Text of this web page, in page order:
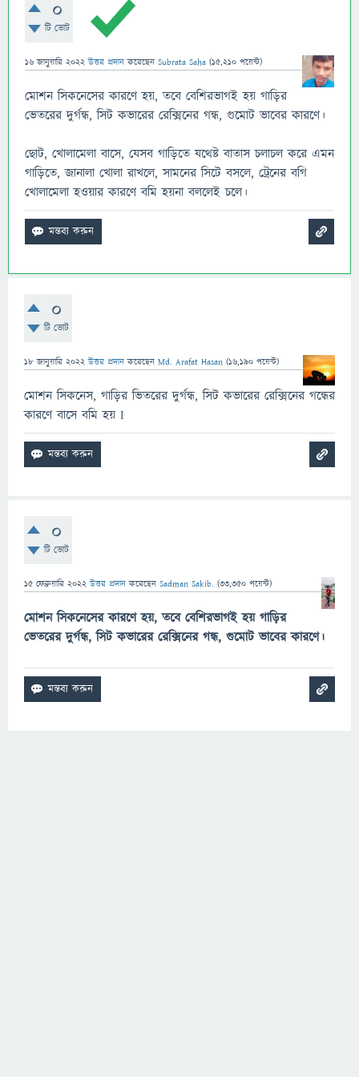
0
টি ভোট
16 জানুয়ারি 2022 উত্তর প্রদান করেছেন Subrata Saha (15,210 পয়েন্ট)
মোশন সিকনেসের কারণে হয়, তবে বেশিরভাগই হয় গাড়ির
ভেতরের দুর্গন্ধ, সিট কভারের রেক্সিনের গন্ধ, গুমোট ভাবের কারণে।
ছোট, খোলামেলা বাসে, যেসব গাড়িতে যথেষ্ট বাতাস চলাচল করে এমন
গাড়িতে, জানালা খোলা রাখলে, সামনের সিটে বসলে, ট্রেনের বগি
খোলামেলা হওয়ার কারণে বমি হয়না বললেই চলে।
0
টি ভোট
18 জানুয়ারি 2022 উত্তর প্রদান করেছেন Md. Arafat Hasan (16,190 পয়েন্ট)
মোশন সিকনেস, গাড়ির ভিতরের দুর্গন্ধ, সিট কভারের রেক্সিনের গন্ধের
কারণে বাসে বমি হয় I
0
টি ভোট
15 ফেব্রুয়ারি 2022 উত্তর প্রদান করেছেন Sadman Sakib. (33,350 পয়েন্ট)
মোশন সিকনেসের কারণে হয়, তবে বেশিরভাগই হয় গাড়ির
ভেতরের দুর্গন্ধ, সিট কভারের রেক্সিনের গন্ধ, গুমোট ভাবের কারণে।